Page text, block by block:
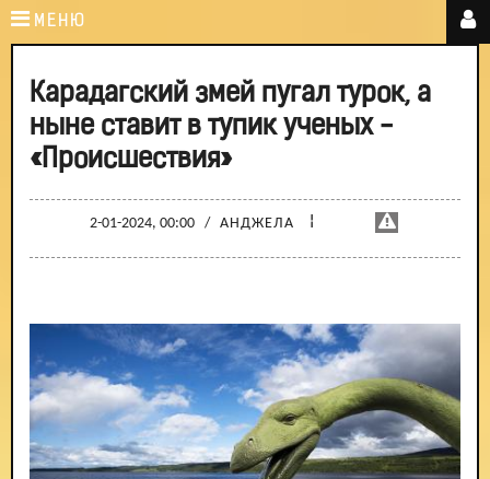
МЕНЮ
Карадагский змей пугал турок, а
ныне ставит в тупик ученых -
«Происшествия»
2-01-2024, 00:00 / АНДЖЕЛА ¦